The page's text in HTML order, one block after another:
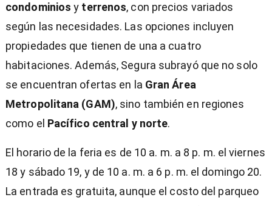
condominios y terrenos, con precios variados
según las necesidades. Las opciones incluyen
propiedades que tienen de una a cuatro
habitaciones. Además, Segura subrayó que no solo
se encuentran ofertas en la Gran Área
Metropolitana (GAM), sino también en regiones
como el Pacífico central y norte.
El horario de la feria es de 10 a. m. a 8 p. m. el viernes
18 y sábado 19, y de 10 a. m. a 6 p. m. el domingo 20.
La entrada es gratuita, aunque el costo del parqueo